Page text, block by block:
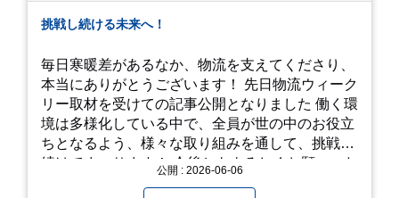
挑戦し続ける未来へ！
毎日寒暖差があるなか、物流を支えてくださり、
本当にありがとうございます！ 先日物流ウィーク
リー取材を受けての記事公開となりました 働く環
境は多様化している中で、全員が世の中のお役立
ちとなるよう、様々な取り組みを通して、挑戦を
続けてまいります！ 今後ともよろしくお願いいた公開 : 2026-06-06